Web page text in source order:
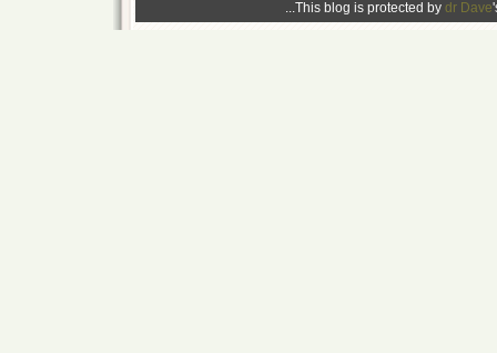
This blog is protected by dr Dave